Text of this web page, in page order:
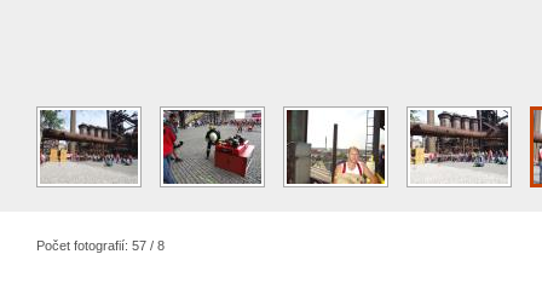
Počet fotografií: 57 / 8